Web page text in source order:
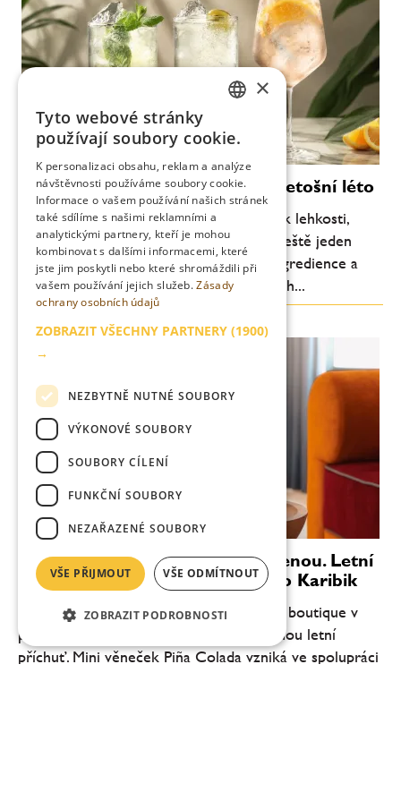
Moderní koktejly, které definují letošní léto
Letní barová scéna se každoročně vrací k lehkosti,
svěžesti a pitelnosti. Letos je ale patrný ještě jeden
posun: důraz na jednoduchost, kvalitní ingredience a
chuťovou čitelnost. Méně komplikovaných...
Věnečky Janeček zvou na dovolenou. Letní
novinka Piña Colada chutná jako Karibik
Cukrář Roman Janeček přináší do svého boutique v
pražské Pštrossově ulici novou limitovanou letní
příchuť. Mini věneček Piña Colada vzniká ve spolupráci
ENGLISH
×
Tyto webové stránky
používají soubory cookie.
K personalizaci obsahu, reklam a analýze
návštěvnosti používáme soubory cookie.
Informace o vašem používání našich stránek
také sdílíme s našimi reklamními a
analytickými partnery, kteří je mohou
kombinovat s dalšími informacemi, které
jste jim poskytli nebo které shromáždili při
vašem používání jejich služeb.Zásady
ochrany osobních údajů
ZOBRAZIT VŠECHNY PARTNERY (1900)
→
NEZBYTNĚ NUTNÉ SOUBORY
VÝKONOVÉ SOUBORY
SOUBORY CÍLENÍ
FUNKČNÍ SOUBORY
NEZAŘAZENÉ SOUBORY
VŠE PŘIJMOUT VŠE ODMÍTNOUT
ZOBRAZIT PODROBNOSTI